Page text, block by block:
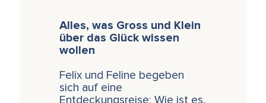
Alles, was Gross und Klein
über das Glück wissen
wollen
Felix und Feline begeben
sich auf eine
Entdeckungsreise: Wie ist es,